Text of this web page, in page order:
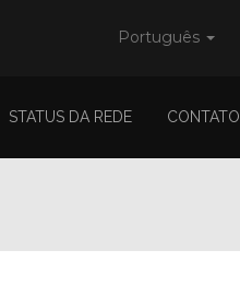
Português
STATUS DA REDE CONTATO